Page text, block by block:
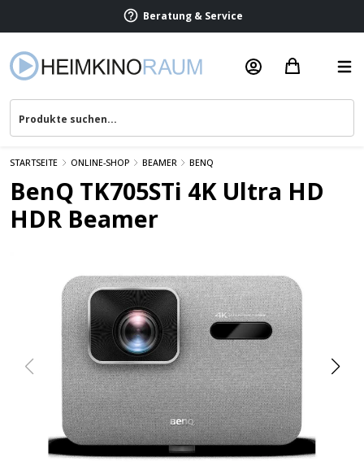
Beratung & Service
STARTSEITE ONLINE-SHOP BEAMER BENQ
BenQ TK705STi 4K Ultra HD
HDR Beamer